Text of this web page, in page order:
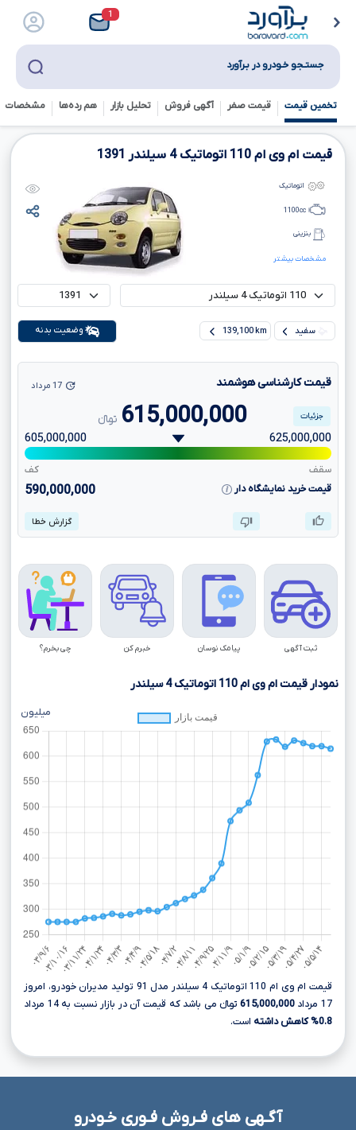
1
جستـجو خـودرو در بـرآورد
تخمین قیمت قیمت صفر آگهی فروش تحلیل بازار هم رده‌ها‌ مشخصات
قیمت ام وی ام 110 اتوماتیک4 سیلندر 1391
مشخصات بیشتر
اتوماتیک
1100cc
بنزینی
سفید 139,100 km وضعیت بدنه
قیمت کارشناسی هوشمند
615,000,000 تومانءءء
17 مرداد
جزئیات
625,000,000
605,000,000
سقف
کف
قیمت خرید نمایشگاه دار
590,000,000
گزارش خطا
ثبت آگهی پیامک نوسان خبرم کن چی بخرم؟
نمودار قیمت ام وی ام110 اتوماتیک4سیلندر
میلیون
قیمت ام وی ام 110 اتوماتیک 4 سیلندر مدل 91 تولید مدیران خودرو، امروز
17 مرداد
615,000,000 تومانءءء می باشد که قیمت آن در بازار نسبت به 14 مرداد
0.8% کاهش داشته
است.
آگـهی های فـروش فـوری خـودرو